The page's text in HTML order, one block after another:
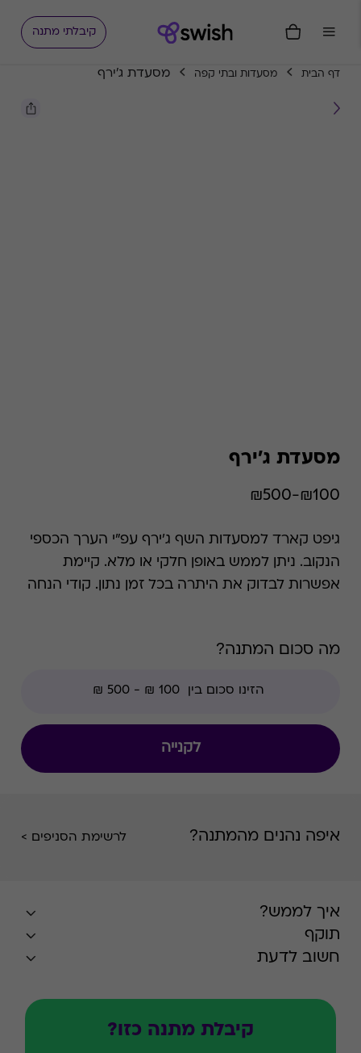
קיבלתי מתנה
דף הבית מסעדות ובתי קפה מסעדת ג'ירף
מסעדת ג'ירף
₪100-₪500
גיפט קארד למסעדות השף ג'ירף עפ"י הערך הכספי
הנקוב. ניתן לממש באופן חלקי או מלא. קיימת
אפשרות לבדוק את היתרה בכל זמן נתון. קודי הנחה
מה סכום המתנה?
לקנייה
איפה נהנים מהמתנה? לרשימת הסניפים >
איך לממש?
תוקף
חשוב לדעת
קיבלת מתנה כזו?